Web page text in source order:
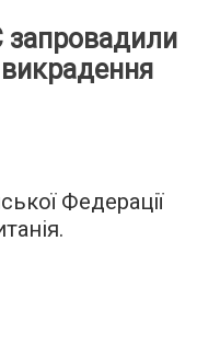
запровадили
Федерації